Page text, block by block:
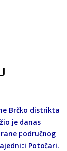
Brčko distrikta
je danas
područnog
Potočari.